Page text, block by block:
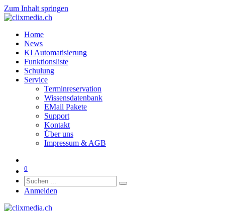
Zum Inhalt springen
Home
News
KI Automatisierung
Funktionsliste
Schulung
Service
Terminreservation
Wissensdatenbank
EMail Pakete
Support
Kontakt
Über uns
Impressum & AGB
0
Anmelden